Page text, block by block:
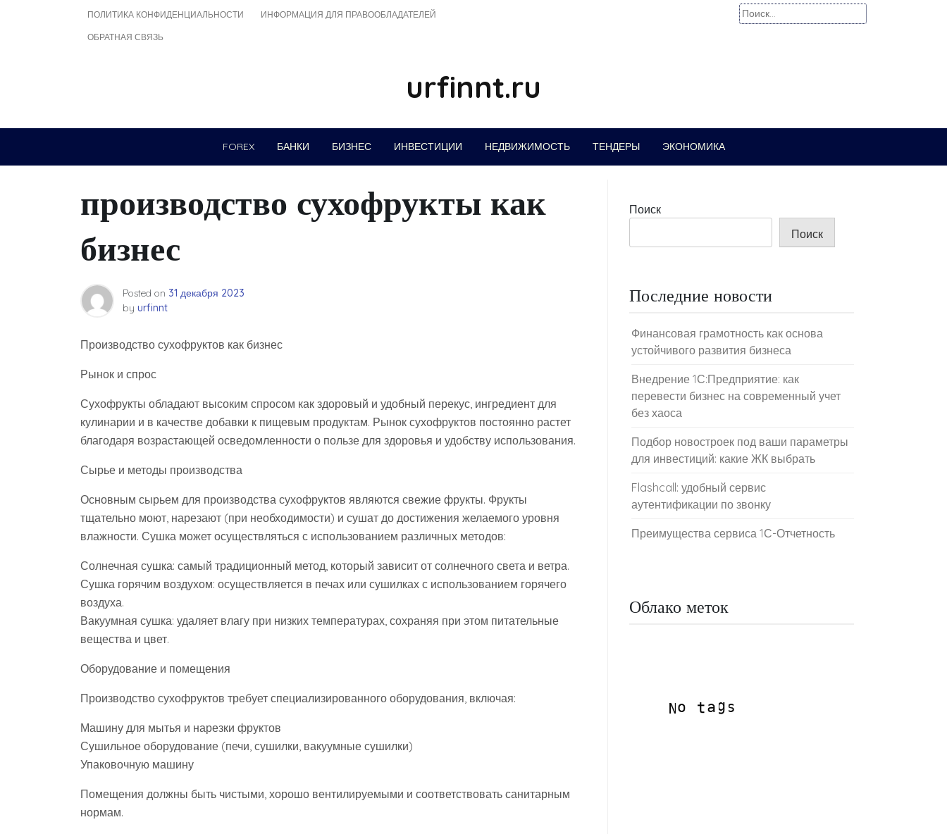
ПОЛИТИКА КОНФИДЕНЦИАЛЬНОСТИ ИНФОРМАЦИЯ ДЛЯ ПРАВООБЛАДАТЕЛЕЙ
ОБРАТНАЯ СВЯЗЬ
Найти:
urfinnt.ru
FOREX БАНКИ БИЗНЕС ИНВЕСТИЦИИ НЕДВИЖИМОСТЬ ТЕНДЕРЫ ЭКОНОМИКА
производство сухофрукты как
бизнес
Posted on 31 декабря 2023
by urfinnt
Производство сухофруктов как бизнес
Рынок и спрос
Сухофрукты обладают высоким спросом как здоровый и удобный перекус, ингредиент для
кулинарии и в качестве добавки к пищевым продуктам. Рынок сухофруктов постоянно растет
благодаря возрастающей осведомленности о пользе для здоровья и удобству использования.
Сырье и методы производства
Основным сырьем для производства сухофруктов являются свежие фрукты. Фрукты
тщательно моют, нарезают (при необходимости) и сушат до достижения желаемого уровня
влажности. Сушка может осуществляться с использованием различных методов:
Солнечная сушка: самый традиционный метод, который зависит от солнечного света и ветра.
Сушка горячим воздухом: осуществляется в печах или сушилках с использованием горячего
воздуха.
Вакуумная сушка: удаляет влагу при низких температурах, сохраняя при этом питательные
вещества и цвет.
Оборудование и помещения
Производство сухофруктов требует специализированного оборудования, включая:
Машину для мытья и нарезки фруктов
Сушильное оборудование (печи, сушилки, вакуумные сушилки)
Упаковочную машину
Помещения должны быть чистыми, хорошо вентилируемыми и соответствовать санитарным
нормам.
Поиск
Поиск
Последние новости
Финансовая грамотность как основа
устойчивого развития бизнеса
Внедрение 1С:Предприятие: как
перевести бизнес на современный учет
без хаоса
Подбор новостроек под ваши параметры
для инвестиций: какие ЖК выбрать
Flashcall: удобный сервис
аутентификации по звонку
Преимущества сервиса 1С-Отчетность
Облако меток